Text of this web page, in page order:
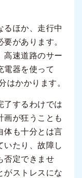
るほか、走行中
があります。
高速道路のサー
電器を使って
はかかります。
了するわけでは
画が狂うことも
体も十分とは言
いたり、故障し
否定できませ
がストレスにな